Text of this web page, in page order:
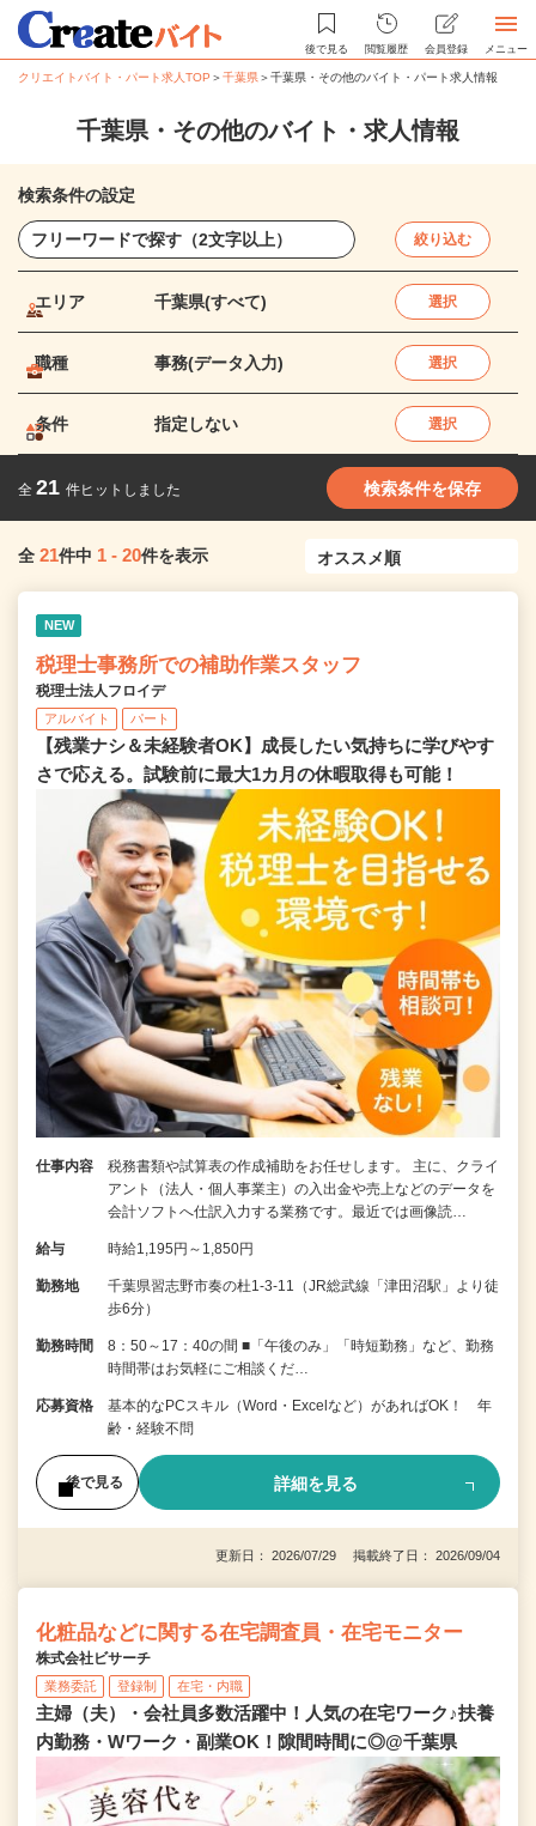
後で見る 閲覧履歴 会員登録 メニュー
クリエイトバイト・パート求人TOP ＞千葉県＞千葉県・その他のバイト・パート求人情報
千葉県・その他のバイト・求人情報
検索条件の設定
絞り込む
エリア 千葉県(すべて) 選択
職種 事務(データ入力) 選択
条件 指定しない 選択
全 21 件ヒットしました 検索条件を保存
全 21件中 1 - 20件を表示
NEW
税理士事務所での補助作業スタッフ
税理士法人フロイデ
アルバイト パート
【残業ナシ＆未経験者OK】成長したい気持ちに学びやす
さで応える。試験前に最大1カ月の休暇取得も可能！
仕事内容
税務書類や試算表の作成補助をお任せします。 主に、クライ
アント（法人・個人事業主）の入出金や売上などのデータを
会計ソフトへ仕訳入力する業務です。最近では画像読…
給与 時給1,195円～1,850円
勤務地
千葉県習志野市奏の杜1-3-11（JR総武線「津田沼駅」より徒
歩6分）
勤務時間
8：50～17：40の間 ■「午後のみ」「時短勤務」など、勤務
時間帯はお気軽にご相談くだ…
応募資格
基本的なPCスキル（Word・Excelなど）があればOK！ 年
齢・経験不問
後で見る 詳細を見る
更新日： 2026/07/29 掲載終了日： 2026/09/04
化粧品などに関する在宅調査員・在宅モニター
株式会社ビサーチ
業務委託 登録制 在宅・内職
主婦（夫）・会社員多数活躍中！人気の在宅ワーク♪扶養
内勤務・Wワーク・副業OK！隙間時間に◎@千葉県